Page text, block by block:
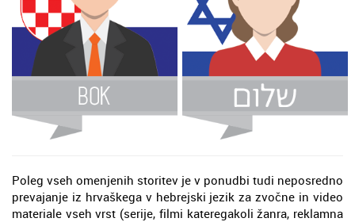
Poleg vseh omenjenih storitev je v ponudbi tudi neposredno
prevajanje iz hrvaškega v hebrejski jezik za zvočne in video
materiale vseh vrst (serije, filmi kateregakoli žanra, reklamna